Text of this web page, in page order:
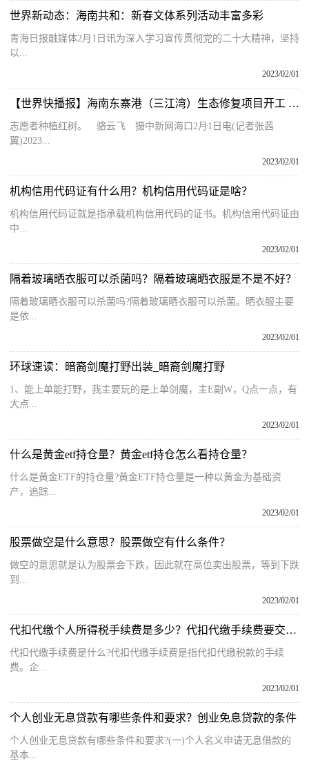
世界新动态：海南共和：新春文体系列活动丰富多彩
青海日报融媒体2月1日讯为深入学习宣传贯彻党的二十大精神，坚持
以...
2023/02/01
【世界快播报】海南东寨港（三江湾）生态修复项目开工 保护红树林生态系统
志愿者种植红树。 骆云飞 摄中新网海口2月1日电(记者张茜
翼)2023...
2023/02/01
机构信用代码证有什么用？机构信用代码证是啥？
机构信用代码证就是指承载机构信用代码的证书。机构信用代码证由
中...
2023/02/01
隔着玻璃晒衣服可以杀菌吗？隔着玻璃晒衣服是不是不好？
隔着玻璃晒衣服可以杀菌吗?隔着玻璃晒衣服可以杀菌。晒衣服主要
是依...
2023/02/01
环球速读：暗裔剑魔打野出装_暗裔剑魔打野
1、能上单能打野，我主要玩的是上单剑魔，主E副W，Q点一点，有
大点...
2023/02/01
什么是黄金etf持仓量？黄金etf持仓怎么看持仓量？
什么是黄金ETF的持仓量?黄金ETF持仓量是一种以黄金为基础资
产，追踪...
2023/02/01
股票做空是什么意思？股票做空有什么条件？
做空的意思就是认为股票会下跌，因此就在高位卖出股票，等到下跌
到...
2023/02/01
代扣代缴个人所得税手续费是多少？代扣代缴手续费要交增值税吗?
代扣代缴手续费是什么?代扣代缴手续费是指代扣代缴税款的手续
费。企...
2023/02/01
个人创业无息贷款有哪些条件和要求？创业免息贷款的条件
个人创业无息贷款有哪些条件和要求?(一)个人名义申请无息借款的
基本...